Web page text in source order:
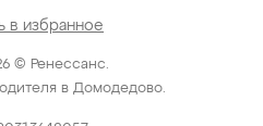
© Ренессанс.
в Домодедово.
в избранное